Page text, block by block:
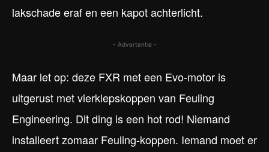
lakschade eraf en een kapot achterlicht.
- Advertentie -
Maar let op: deze FXR met een Evo-motor is
uitgerust met vierklepskoppen van Feuling
Engineering. Dit ding is een hot rod! Niemand
installeert zomaar Feuling-koppen. Iemand moet er